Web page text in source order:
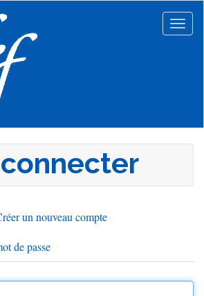
un nouveau compte
de passe